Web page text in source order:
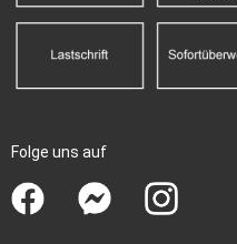
Folge uns auf